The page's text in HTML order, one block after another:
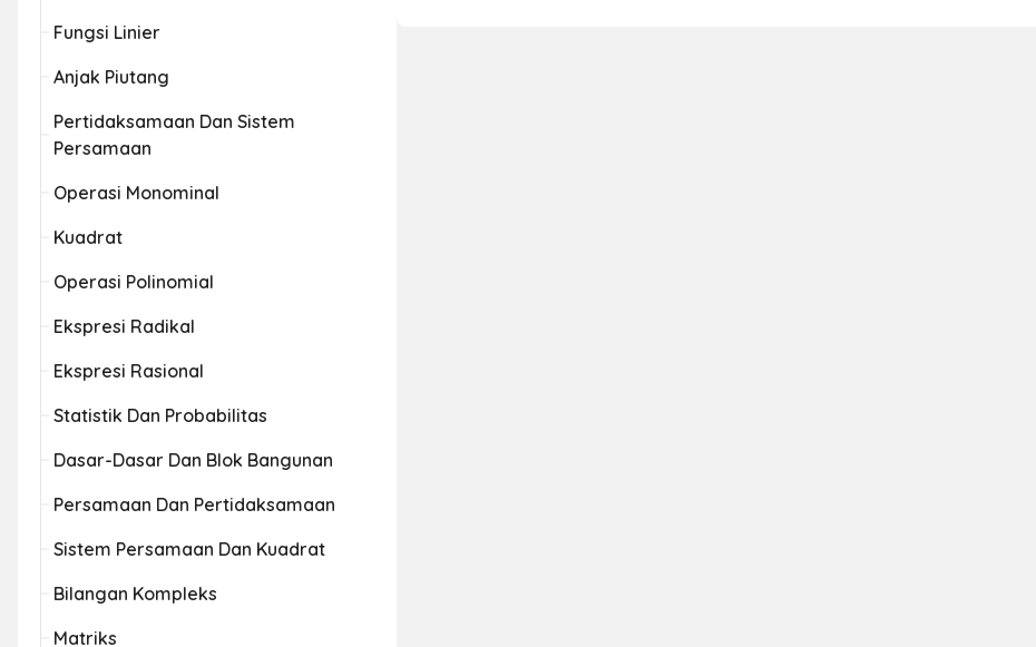
Fungsi Linier
Anjak Piutang
Pertidaksamaan Dan Sistem
Persamaan
Operasi Monominal
Kuadrat
Operasi Polinomial
Ekspresi Radikal
Ekspresi Rasional
Statistik Dan Probabilitas
Dasar-Dasar Dan Blok Bangunan
Persamaan Dan Pertidaksamaan
Sistem Persamaan Dan Kuadrat
Bilangan Kompleks
Matriks